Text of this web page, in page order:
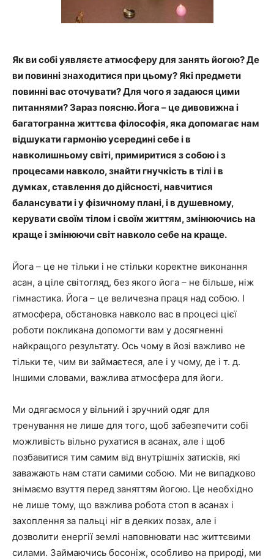
Як ви собі уявляєте атмосферу для занять йогою? Де
ви повинні знаходитися при цьому? Які предмети
повинні вас оточувати? Для чого я задаюся цими
питаннями? Зараз поясню. Йога – це дивовижна і
багатогранна життєва філософія, яка допомагає нам
відшукати гармонію усередині себе і в
навколишньому світі, примиритися з собою і з
процесами навколо, знайти гнучкість в тілі і в
думках, ставлення до дійсності, навчитися
балансувати і у фізичному плані, і в душевному,
керувати своїм тілом і своїм життям, змінюючись на
краще і змінюючи світ навколо себе на краще.
Йога – це не тільки і не стільки коректне виконання
асан, а ціле світогляд, без якого йога – не більше, ніж
гімнастика. Йога – це величезна праця над собою. І
атмосфера, обстановка навколо вас в процесі цієї
роботи покликана допомогти вам у досягненні
найкращого результату. Ось чому в йозі важливо не
тільки те, чим ви займаєтеся, але і у чому, де і т. д.
Іншими словами, важлива атмосфера для йоги.
Ми одягаємося у вільний і зручний одяг для
тренування не лише для того, щоб забезпечити собі
можливість вільно рухатися в асанах, але і щоб
позбавитися тим самим від внутрішніх затисків, які
заважають нам стати самими собою. Ми не випадково
знімаємо взуття перед заняттям йогою. Це необхідно
не лише тому, що важлива робота стоп в асанах і
захоплення за пальці ніг в деяких позах, але і
дозволити енергії землі наповнювати нас життєвими
силами. Займаючись босоніж, особливо на природі, ми